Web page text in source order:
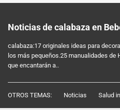
Noticias de calabaza en
calabaza:17 originales ideas para
los más pequeños.25 manualidades de
que encantarán a..
OTROS TEMAS: Noticias Salud